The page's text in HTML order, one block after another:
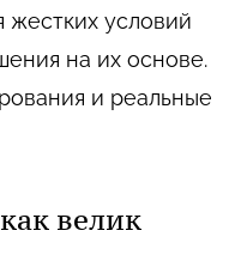
условий
на их основе.
и реальные
велик